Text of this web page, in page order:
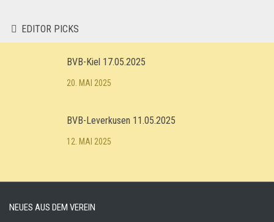
EDITOR PICKS
BVB-Kiel 17.05.2025
20. MAI 2025
BVB-Leverkusen 11.05.2025
12. MAI 2025
NEUES AUS DEM VEREIN